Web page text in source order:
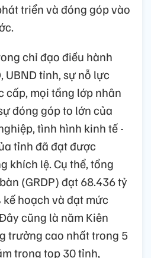
triển và đóng góp vào
chỉ đạo điều hành
UBND tỉnh, sự nỗ lực
cấp, mọi tầng lớp nhân
đóng góp to lớn của
tình hình kinh tế -
tỉnh đã đạt được
khích lệ. Cụ thể, tổng
(GRDP) đạt 68.436 tỷ
hoạch và đạt mức
cũng là năm Kiên
trưởng cao nhất trong 5
trong top 30 tỉnh,